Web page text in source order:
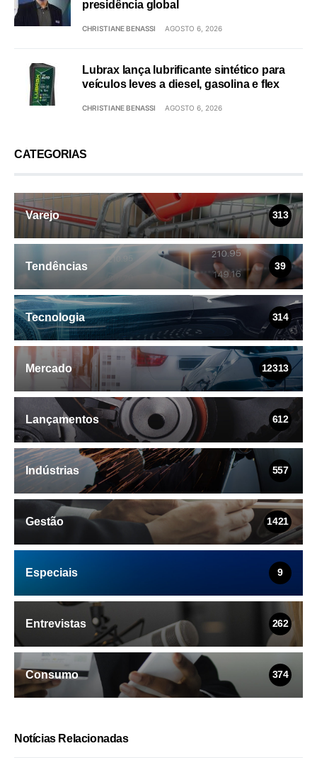
presidência global
CHRISTIANE BENASSI AGOSTO 6, 2026
Lubrax lança lubrificante sintético para
veículos leves a diesel, gasolina e flex
CHRISTIANE BENASSI AGOSTO 6, 2026
CATEGORIAS
Varejo 313
Tendências 39
Tecnologia 314
Mercado 12313
Lançamentos 612
Indústrias 557
Gestão 1421
Especiais 9
Entrevistas 262
Consumo 374
Notícias Relacionadas